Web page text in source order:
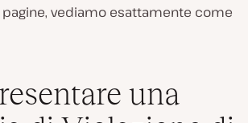
vediamo esattamente come
una